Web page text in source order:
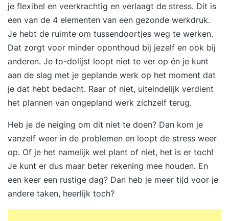
je flexibel en veerkrachtig en verlaagt de stress. Dit is
een van de 4 elementen van een gezonde werkdruk.
Je hebt de ruimte om tussendoortjes weg te werken.
Dat zorgt voor minder oponthoud bij jezelf en ook bij
anderen. Je to-dolijst loopt niet te ver op én je kunt
aan de slag met je geplande werk op het moment dat
je dat hebt bedacht. Raar of niet, uiteindelijk verdient
het plannen van ongepland werk zichzelf terug.
Heb je de neiging om dit niet te doen? Dan kom je
vanzelf weer in de problemen en loopt de stress weer
op. Of je het namelijk wel plant of niet, het is er toch!
Je kunt er dus maar beter rekening mee houden. En
een keer een rustige dag? Dan heb je meer tijd voor je
andere taken, heerlijk toch?